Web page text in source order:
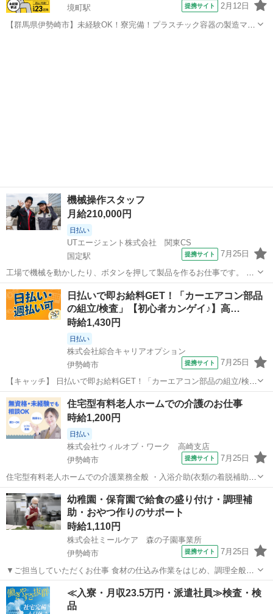
境町駅
提携サイト 2月12日
【群馬県伊勢崎市】未経験OK！寮完備！プラスチック容器の製造マシ
機械操作スタッフ
月給210,000円
日払い
UTエージェント株式会社 関東CS
国定駅
提携サイト 7月25日
工場で機械を動かしたり、ボタンを押して製品を作るお仕事です。 マ
ニュアル通りに進める作業が多く、未経験から始められる職場もたく
さんあります。 ほかにもこんなお仕事をご紹介！ ・製造 ・軽作業 ・
ピッキング ・フォークリフ...
群馬 伊勢崎市 国定駅 工場
日払いで即お給料GET！「カーエアコン部品
の組立/検査」【初心者カンゲイ♪】高…
時給1,430円
日払い
株式会社綜合キャリアオプション
伊勢崎市
提携サイト 7月25日
【キャッチ】 日払いで即お給料GET！「カーエアコン部品の組立/検
査」【初心者カンゲイ♪】高収入ワーク！残業月20H以上！高収入ゲッ
トの大チャンス☆高時給1430円！ 【コメント】 製造のお仕事をお探
しの方必見！ 「経験...
群馬 伊勢崎市 工場
住宅型有料老人ホームでの介護のお仕事
時給1,200円
日払い
株式会社ウィルオブ・ワーク 高崎支店
伊勢崎市
提携サイト 7月25日
住宅型有料老人ホームでの介護業務全般 ・入浴介助(衣類の着脱補助、
洗髪、洗顔、体洗い補助など) ・食事介助(食事摂取のサポート、声掛
け、見守り、配膳など) ・排泄介助(トイレへの誘導、見守り、おむつ
交換など) ・環境整備(居...
群馬 伊勢崎市 その他
幼稚園・保育園で給食の盛り付け・調理補
助・おやつ作りのサポート
時給1,110円
株式会社ミールケア 森の子園事業所
伊勢崎市
提携サイト 7月25日
▼ご担当していただくお仕事 食材の仕込み作業をはじめ、調理全般・
味付け・盛り付けなどをお願いします◎ 最初は野菜のカット・食器の
準備など簡単な作業からスタート◎ 先輩スタッフのお手伝いをしなが
ら、職場の雰囲気やお仕事の流れ...
群馬 伊勢崎市 ファーストフード
≪入寮・月収23.5万円・派遣社員≫検査・検
品